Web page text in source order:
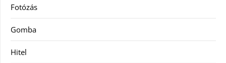
Fotózás
Gomba
Hitel